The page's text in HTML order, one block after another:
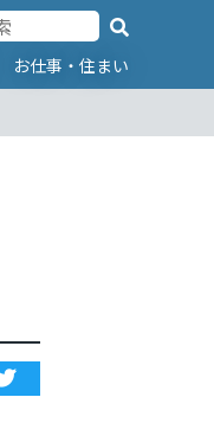
お仕事・住まい